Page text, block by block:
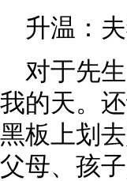
升温：
对于先
我的天。
黑板上划
父母、孩